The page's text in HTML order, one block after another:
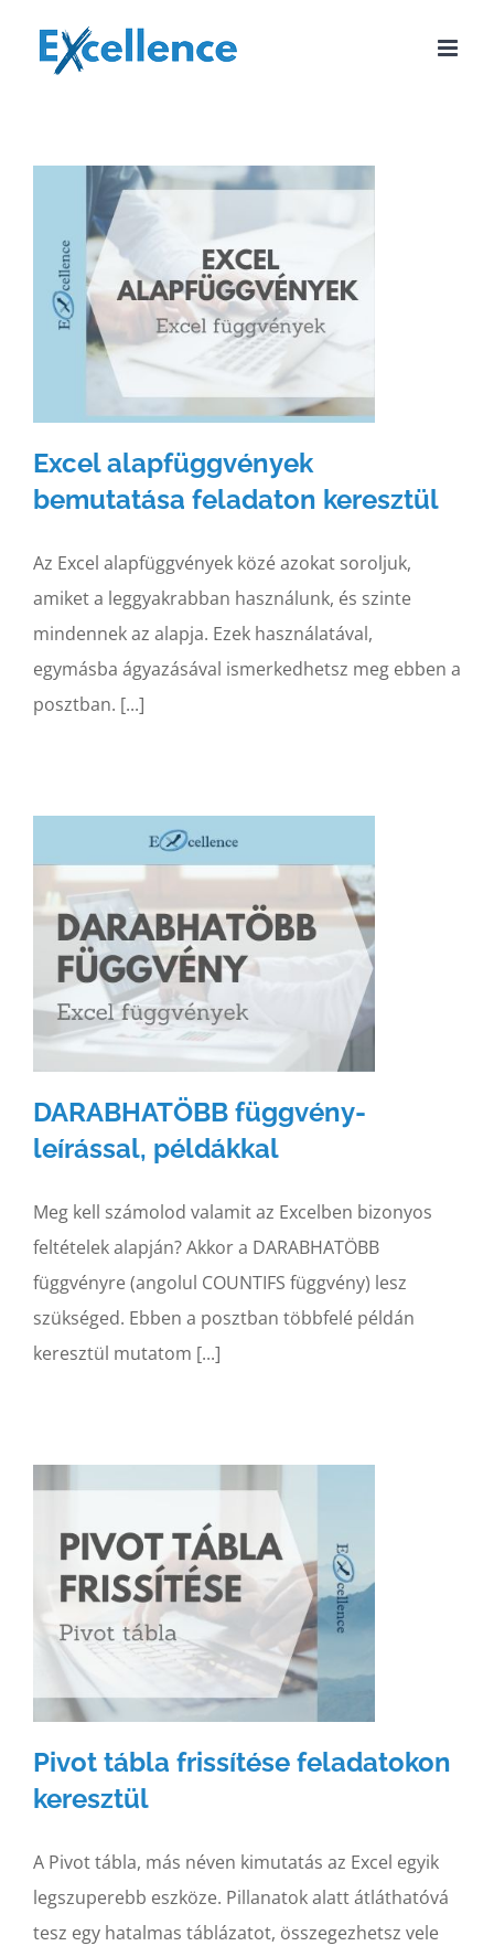
Excel alapfüggvények
bemutatása feladaton keresztül
Az Excel alapfüggvények közé azokat soroljuk,
amiket a leggyakrabban használunk, és szinte
mindennek az alapja. Ezek használatával,
egymásba ágyazásával ismerkedhetsz meg ebben a
posztban. [...]
DARABHATÖBB függvény-
leírással, példákkal
Meg kell számolod valamit az Excelben bizonyos
feltételek alapján? Akkor a DARABHATÖBB
függvényre (angolul COUNTIFS függvény) lesz
szükséged. Ebben a posztban többfelé példán
keresztül mutatom [...]
Pivot tábla frissítése feladatokon
keresztül
A Pivot tábla, más néven kimutatás az Excel egyik
legszuperebb eszköze. Pillanatok alatt átláthatóvá
tesz egy hatalmas táblázatot, összegezhetsz vele